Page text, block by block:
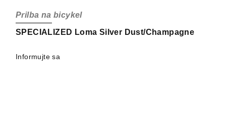
SPECIALIZED Loma Silver Dust/Champagne
Prilba na bicykel
Informujte sa